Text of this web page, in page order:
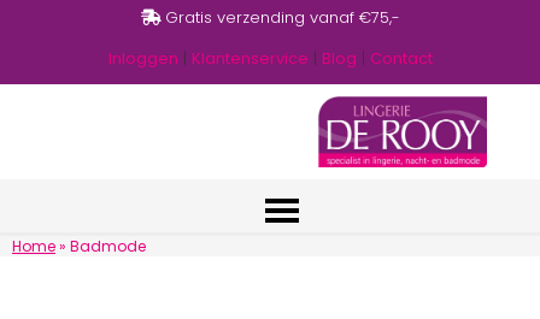
Gratis verzending vanaf €75,-
Inloggen | Klantenservice | Blog | Contact
Home» Badmode